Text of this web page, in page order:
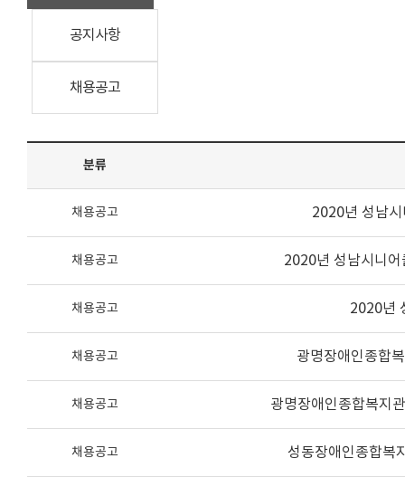
공지사항
채용공고
분류
채용공고 2020년 성남
채용공고 2020년 성남시니
채용공고 2020년
채용공고 광명장애인종합
채용공고 광명장애인종합복지
채용공고 성동장애인종합복